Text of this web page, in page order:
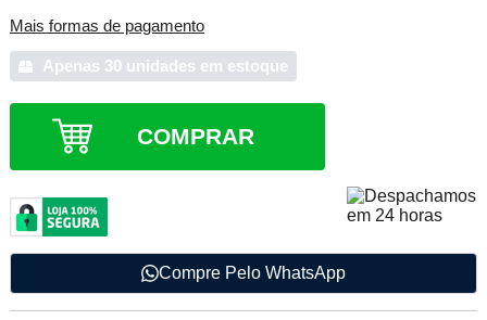
Mais formas de pagamento
Apenas 30 unidades em estoque
COMPRAR
Compre Pelo WhatsApp